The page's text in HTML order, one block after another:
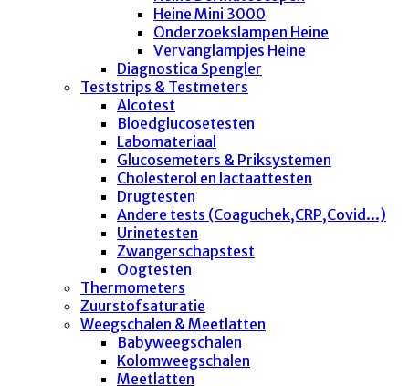
Heine Mini 3000
Onderzoekslampen Heine
Vervanglampjes Heine
Diagnostica Spengler
Teststrips & Testmeters
Alcotest
Bloedglucosetesten
Labomateriaal
Glucosemeters & Priksystemen
Cholesterol en lactaattesten
Drugtesten
Andere tests (Coaguchek,CRP,Covid...)
Urinetesten
Zwangerschapstest
Oogtesten
Thermometers
Zuurstofsaturatie
Weegschalen & Meetlatten
Babyweegschalen
Kolomweegschalen
Meetlatten